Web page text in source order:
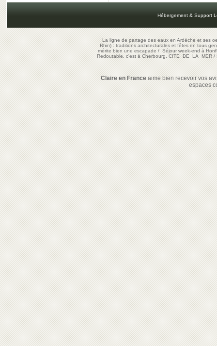
Hébergement & Support
La ligne de partage des eaux en Ardèche et ses
Rhin) : traditions architecturales et fêtes en tous
mérite bien une escapade/Séjour week-end à
Redoutable, c'est à Cherbourg, CITE DE LA MER/
Claire en Franceaime bien recevoir vos
espaces